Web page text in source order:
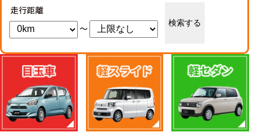
走行距離
～
検索する